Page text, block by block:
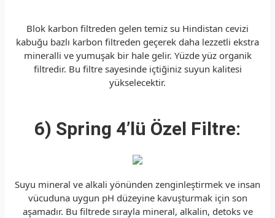
Blok karbon filtreden gelen temiz su Hindistan cevizi
kabuğu bazlı karbon filtreden geçerek daha lezzetli ekstra
mineralli ve yumuşak bir hale gelir. Yüzde yüz organik
filtredir. Bu filtre sayesinde içtiğiniz suyun kalitesi
yükselecektir.
6) Spring 4’lü Özel Filtre:
Suyu mineral ve alkali yönünden zenginleştirmek ve insan
vücuduna uygun pH düzeyine kavuşturmak için son
aşamadır. Bu filtrede sırayla mineral, alkalin, detoks ve